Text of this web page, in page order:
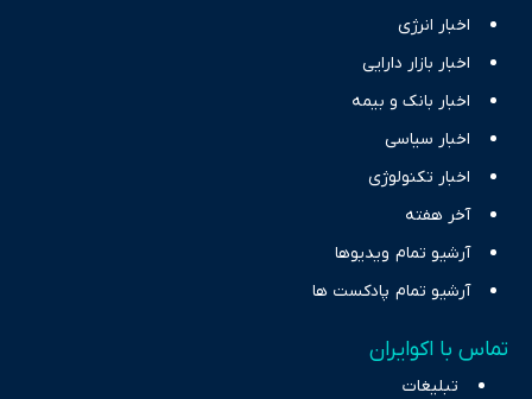
اخبار انرژی
اخبار بازار دارایی
اخبار بانک و بیمه
اخبار سیاسی
اخبار تکنولوژی
آخر هفته
آرشیو تمام ویدیوها
آرشیو تمام پادکست ها
تماس با اکوایران
تبلیغات